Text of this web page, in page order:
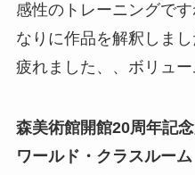
感性のトレーニングで
なりに作品を解釈しま
疲れました、、ボリュ
森美術館開館20周年記
ワールド・クラスルー